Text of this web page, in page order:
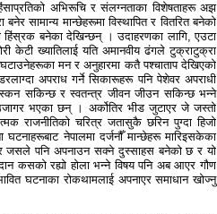
अभिरूचि र संलग्नताका विशेषताहरू अझ
सामान्य मान्छेहरूमा विस्थापित र वितरित बनेको
हिंस्रक बनेका देखिन्छन् । उदाहरणका लागि, एउटा
केटी ख्यातिलाई यति अमानवीय ढंगले टुक्राटुक्रा
मन र अनुहारमा कतै पश्चाताप देखिएको
अपराध गर्ने सिकारूहरू पनि पेशेवर अपराधी
सकिन्छ र स्वतन्त्र जीवन जीउन सकिन्छ भन्ने
भएका छन् । अर्कोतिर भीड जुटाएर जे जस्तो
राजनीतिको चरित्र जतासुकै छरिन पुग्दा हिजो
नेपालमा दर्जनौँ मान्छेहरू मारिइसकेका
जसले पनि अपनाउन सक्ने दुस्साहस बनेको छ र यो
कसको रह्यो होला भन्ने विषय पनि अब आएर गौण
घटनाका रोकथामलाई अपनाएर समाधान खोज्नु